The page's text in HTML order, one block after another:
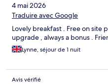
4 mai 2026
Traduire avec Google
Lovely breakfast . Free on site
upgrade , always a bonus .
Lynne, séjour de 1 nuit
Avis vérifié